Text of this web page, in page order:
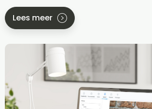
Lees meer